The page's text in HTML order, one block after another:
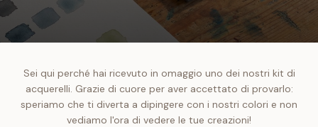
Sei qui perché hai ricevuto in omaggio uno dei nostri kit di
acquerelli. Grazie di cuore per aver accettato di provarlo:
speriamo che ti diverta a dipingere con i nostri colori e non
vediamo l'ora di vedere le tue creazioni!